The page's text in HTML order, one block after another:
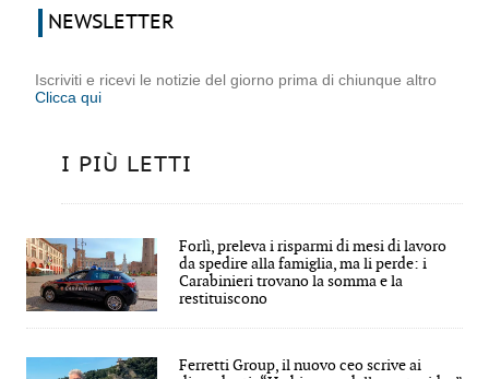
NEWSLETTER
Iscriviti e ricevi le notizie del giorno prima di chiunque altro
Clicca qui
I PIÙ LETTI
Forlì, preleva i risparmi di mesi di lavoro
da spedire alla famiglia, ma li perde: i
Carabinieri trovano la somma e la
restituiscono
Ferretti Group, il nuovo ceo scrive ai